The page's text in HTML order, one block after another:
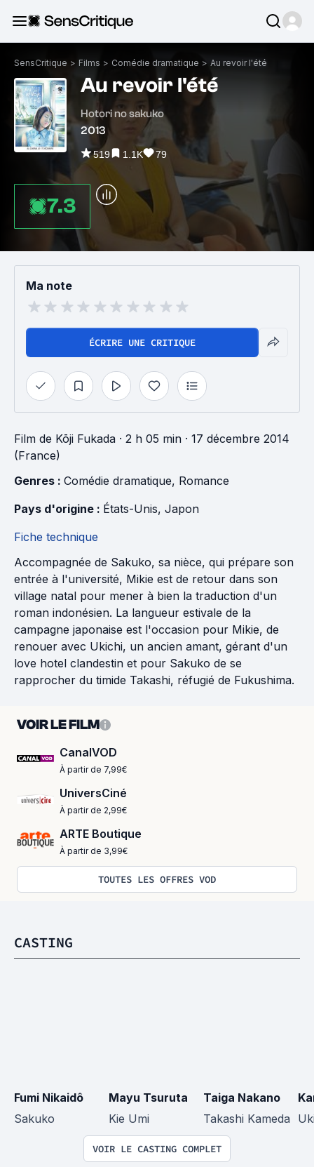
SensCritique > Films > Comédie dramatique > Au revoir l'été
Au revoir l'été
Hotori no sakuko
2013
519 1.1K 79
7.3
Ma note
ÉCRIRE UNE CRITIQUE
Film de Kōji Fukada · 2 h 05 min · 17 décembre 2014
(France)
Genres : Comédie dramatique, Romance
Pays d'origine : États-Unis, Japon
Fiche technique
Accompagnée de Sakuko, sa nièce, qui prépare son
entrée à l'université, Mikie est de retour dans son
village natal pour mener à bien la traduction d'un
roman indonésien. La langueur estivale de la
campagne japonaise est l'occasion pour Mikie, de
renouer avec Ukichi, un ancien amant, gérant d'un
love hotel clandestin et pour Sakuko de se
rapprocher du timide Takashi, réfugié de Fukushima.
VOIR LE FILM
CanalVOD
À partir de 7,99€
UniversCiné
À partir de 2,99€
ARTE Boutique
À partir de 3,99€
TOUTES LES OFFRES VOD
CASTING
Fumi Nikaidô
Sakuko
Mayu Tsuruta
Kie Umi
Taiga Nakano
Takashi Kameda
VOIR LE CASTING COMPLET